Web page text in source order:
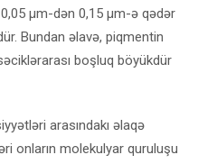
μm-dən 0,15 μm-ə qədər
Bundan əlavə, piqmentin
boşluq böyükdür
arasındakı əlaqə
onların molekulyar quruluşu